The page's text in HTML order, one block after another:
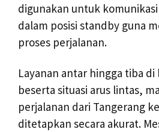
digunakan untuk
dalam posisi standby guna
proses perjalanan.
Layanan antar hingga tiba di
beserta situasi arus lintas,
perjalanan dari Tangerang
ditetapkan secara akurat.